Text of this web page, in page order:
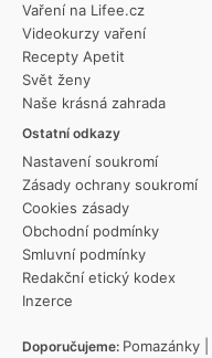
Vaření na Lifee.cz
Videokurzy vaření
Recepty Apetit
Svět ženy
Naše krásná zahrada
Ostatní odkazy
Nastavení soukromí
Zásady ochrany soukromí
Cookies zásady
Obchodní podmínky
Smluvní podmínky
Redakční etický kodex
Inzerce
Doporučujeme: Pomazánky